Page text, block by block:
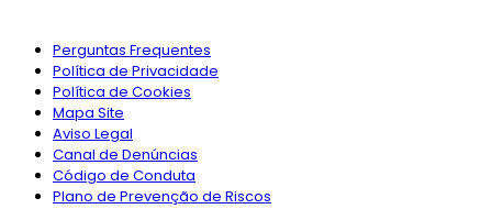
Perguntas Frequentes
Política de Privacidade
Política de Cookies
Mapa Site
Aviso Legal
Canal de Denúncias
Código de Conduta
Plano de Prevenção de Riscos